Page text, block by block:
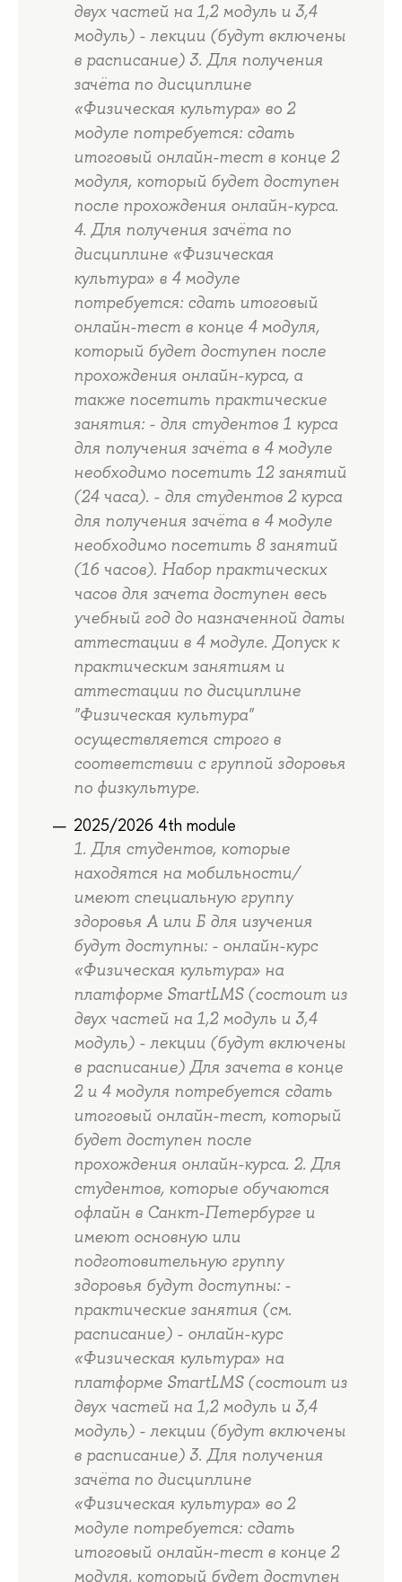
двух частей на 1,2 модуль и 3,4
модуль) - лекции (будут включены
в расписание) 3. Для получения
зачёта по дисциплине
«Физическая культура» во 2
модуле потребуется: сдать
итоговый онлайн-тест в конце 2
модуля, который будет доступен
после прохождения онлайн-курса.
4. Для получения зачёта по
дисциплине «Физическая
культура» в 4 модуле
потребуется: сдать итоговый
онлайн-тест в конце 4 модуля,
который будет доступен после
прохождения онлайн-курса, а
также посетить практические
занятия: - для студентов 1 курса
для получения зачёта в 4 модуле
необходимо посетить 12 занятий
(24 часа). - для студентов 2 курса
для получения зачёта в 4 модуле
необходимо посетить 8 занятий
(16 часов). Набор практических
часов для зачета доступен весь
учебный год до назначенной даты
аттестации в 4 модуле. Допуск к
практическим занятиям и
аттестации по дисциплине
"Физическая культура"
осуществляется строго в
соответствии с группой здоровья
по физкультуре.
2025/2026 4th module
1. Для студентов, которые
находятся на мобильности/
имеют специальную группу
здоровья А или Б для изучения
будут доступны: - онлайн-курс
«Физическая культура» на
платформе SmartLMS (состоит из
двух частей на 1,2 модуль и 3,4
модуль) - лекции (будут включены
в расписание) Для зачета в конце
2 и 4 модуля потребуется сдать
итоговый онлайн-тест, который
будет доступен после
прохождения онлайн-курса. 2. Для
студентов, которые обучаются
офлайн в Санкт-Петербурге и
имеют основную или
подготовительную группу
здоровья будут доступны: -
практические занятия (см.
расписание) - онлайн-курс
«Физическая культура» на
платформе SmartLMS (состоит из
двух частей на 1,2 модуль и 3,4
модуль) - лекции (будут включены
в расписание) 3. Для получения
зачёта по дисциплине
«Физическая культура» во 2
модуле потребуется: сдать
итоговый онлайн-тест в конце 2
модуля, который будет доступен